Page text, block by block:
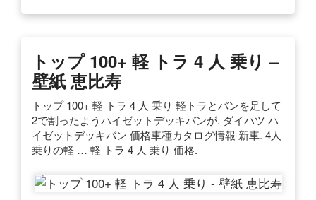
トップ 100+ 軽 トラ 4 人 乗り –
壁紙 恵比寿
トップ 100+ 軽 トラ 4 人 乗り 軽トラとバンを足して
2で割ったようハイゼットデッキバンが. ダイハツ ハ
イゼットデッキバン 価格車種カタログ情報 新車. 4人
乗りの軽 … 軽 トラ 4 人 乗り 価格.